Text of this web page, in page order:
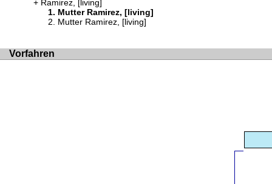
Ramirez, [living]
Mutter Ramirez, [living]
Mutter Ramirez, [living]
Vorfahren